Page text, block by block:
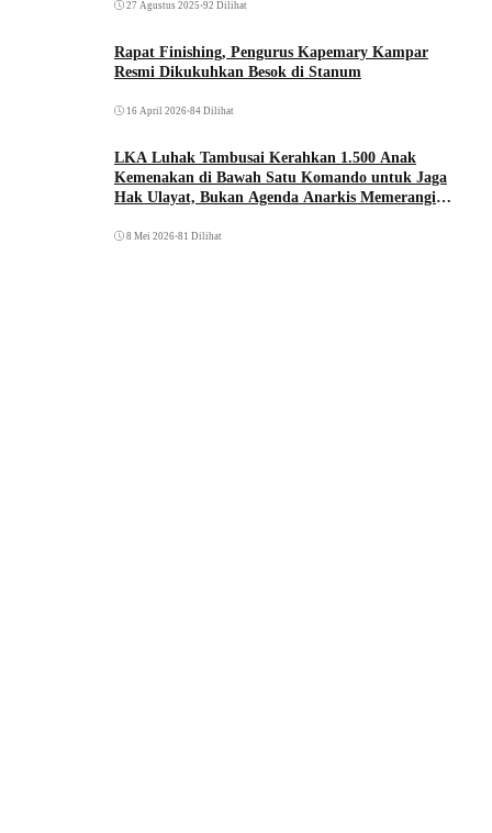
27 Agustus 2025 •92 Dilihat
Rapat Finishing, Pengurus Kapemary Kampar
Resmi Dikukuhkan Besok di Stanum
16 April 2026•84 Dilihat
LKA Luhak Tambusai Kerahkan 1.500 Anak
Kemenakan di Bawah Satu Komando untuk Jaga
Hak Ulayat, Bukan Agenda Anarkis Memerangi
8 Mei 2026•81 Dilihat